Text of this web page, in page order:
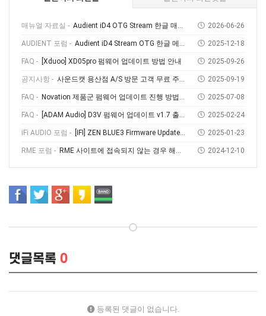
매뉴얼 자료실 - Audient iD4 OTG Stream 한글 매뉴얼 2026-06-26
AUDIENT 포럼 - Audient iD4 Stream OTG 한글 메뉴얼 다운로드 및 사용 방법 2025-12-18
FAQ - [Xduoo] XD05pro 펌웨어 업데이트 방법 안내 2025-09-26
공지사항 - 사운드캣 용산점 A/S 방문 고객 무료 주차 안내 2025-09-19
FAQ - Novation 제품군 펌웨어 업데이트 진행 방법 (Feat, Novation Components) 2025-07-08
FAQ - [ADAM Audio] D3V 펌웨어 업데이트 v1.7 출시! 소개부터 설치 방법까지 2025-02-24
iFi AUDIO 포럼 - [IFI] ZEN BLUE3 Firmware Update V1.69 2025-01-23
RME 포럼 - RME 사이트에 접속되지 않는 경우 해결방법 2024-12-10
댓글목록 0
등록된 댓글이 없습니다.